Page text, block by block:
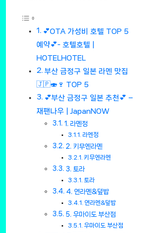
💕OTA 가성비 호텔 TOP 5
예약💕- 호텔호텔 |
HOTELHOTEL
부산 금정구 일본 라멘 맛집
🇯🇵🍣🍷 TOP 5
💕부산 금정구 일본 추천💕 –
재팬나우 | JapanNOW
1. 라멘정
라멘정
2. 키무엔라멘
키무엔라멘
3. 토라
토라
4. 연라멘&덮밥
연라멘&덮밥
5. 우마이도 부산점
우마이도 부산점